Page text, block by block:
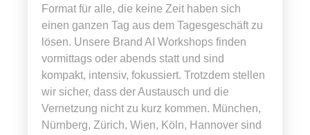
Format für alle, die keine Zeit haben sich
einen ganzen Tag aus dem Tagesgeschäft zu
lösen. Unsere Brand AI Workshops finden
vormittags oder abends statt und sind
kompakt, intensiv, fokussiert. Trotzdem stellen
wir sicher, dass der Austausch und die
Vernetzung nicht zu kurz kommen. München,
Nürnberg, Zürich, Wien, Köln, Hannover sind